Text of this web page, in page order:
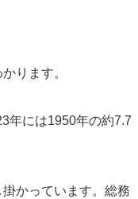
ります。
年には1950年の約7.7
かっています。総務